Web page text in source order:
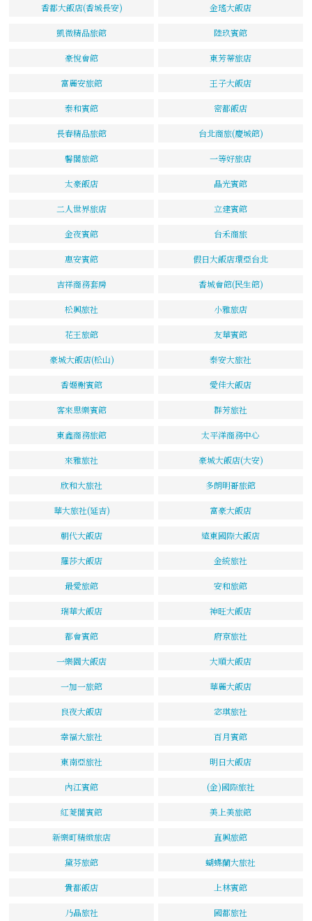
香都大飯店(香城長安) 金瑤大飯店
凱微精品旅館 陸玖賓館
豪悅會館 東芳蒂旅店
富麗安旅館 王子大飯店
泰和賓館 密都飯店
長春精品旅館 台北商旅(慶城館)
馨閣旅館 一等好旅店
太豪飯店 晶光賓館
二人世界旅店 立建賓館
金夜賓館 台禾商旅
惠安賓館 假日大飯店環亞台北
吉祥商務套房 香城會館(民生館)
松興旅社 小雅旅店
花王旅館 友華賓館
豪城大飯店(松山) 泰安大旅社
香姬榭賓館 愛佳大飯店
客來思樂賓館 群芳旅社
東鑫商務旅館 太平洋商務中心
來雅旅社 豪城大飯店(大安)
欣和大旅社 多朗明哥旅館
華大旅社(延吉) 富豪大飯店
朝代大飯店 遠東國際大飯店
羅莎大飯店 金統旅社
最愛旅館 安和旅館
瑞華大飯店 神旺大飯店
都會賓館 府京旅社
一樂園大飯店 大順大飯店
一加一旅館 華麗大飯店
良夜大飯店 宓琪旅社
幸福大旅社 百月賓館
東南亞旅社 明日大飯店
內江賓館 (金)國際旅社
紅菱閣賓館 美上美旅館
新樂町精緻旅店 直興旅館
黛芬旅館 蝴蝶蘭大旅社
貴都飯店 上林賓館
乃晶旅社 國都旅社